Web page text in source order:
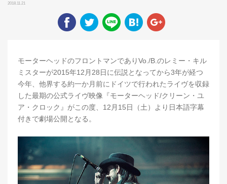
2018.11.21
モーターヘッドのフロントマンでありVo./B.のレミー・キル
ミスターが2015年12月28日に伝説となってから3年が経つ
今年、他界する約一か月前にドイツで行われたライヴを収録
した最期の公式ライヴ映像『モーターヘッド/クリーン・ユ
ア・クロック』がこの度、12月15日（土）より日本語字幕
付きで劇場公開となる。